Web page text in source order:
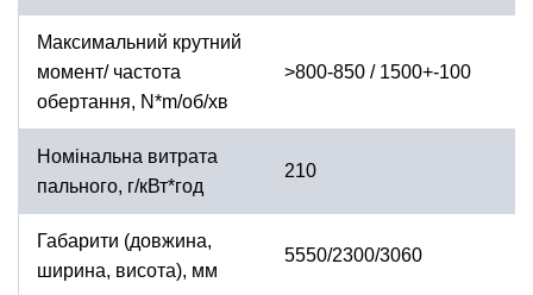
Максимальний крутний
момент/ частота
обертання, N*m/об/хв
>800-850 / 1500+-100
Номінальна витрата
пального, г/кВт*год
210
Габарити (довжина,
ширина, висота), мм
5550/2300/3060